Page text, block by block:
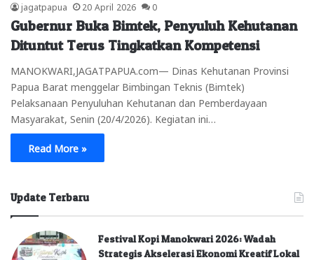
jagatpapua 20 April 2026 0
Gubernur Buka Bimtek, Penyuluh Kehutanan
Dituntut Terus Tingkatkan Kompetensi
MANOKWARI,JAGATPAPUA.com— Dinas Kehutanan Provinsi
Papua Barat menggelar Bimbingan Teknis (Bimtek)
Pelaksanaan Penyuluhan Kehutanan dan Pemberdayaan
Masyarakat, Senin (20/4/2026). Kegiatan ini…
Read More »
Update Terbaru
Festival Kopi Manokwari 2026: Wadah
Strategis Akselerasi Ekonomi Kreatif Lokal